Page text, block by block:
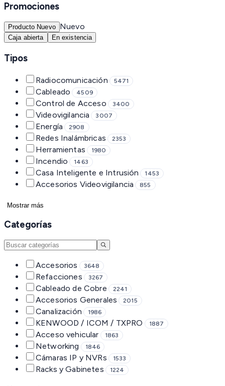
Promociones
Producto Nuevo Nuevo
Caja abierta En existencia
Tipos
Radiocomunicación 5471
Cableado 4509
Control de Acceso 3400
Videovigilancia 3007
Energía 2908
Redes Inalámbricas 2353
Herramientas 1980
Incendio 1463
Casa Inteligente e Intrusión 1453
Accesorios Videovigilancia 855
Mostrar más
Categorías
Accesorios 3648
Refacciones 3267
Cableado de Cobre 2241
Accesorios Generales 2015
Canalización 1986
KENWOOD / ICOM / TXPRO 1887
Acceso vehicular 1863
Networking 1846
Cámaras IP y NVRs 1533
Racks y Gabinetes 1224